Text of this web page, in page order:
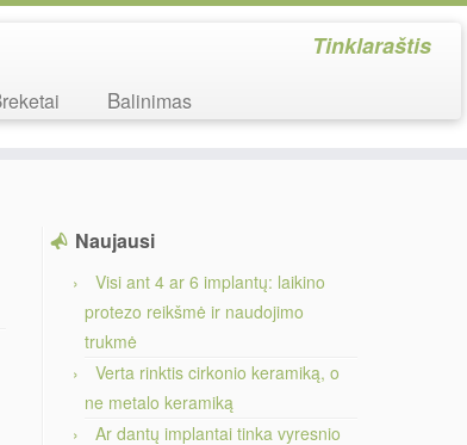
Tinklaraštis
Breketai Balinimas
Naujausi
Visi ant 4 ar 6 implantų: laikino
protezo reikšmė ir naudojimo
trukmė
Verta rinktis cirkonio keramiką, o
ne metalo keramiką
Ar dantų implantai tinka vyresnio